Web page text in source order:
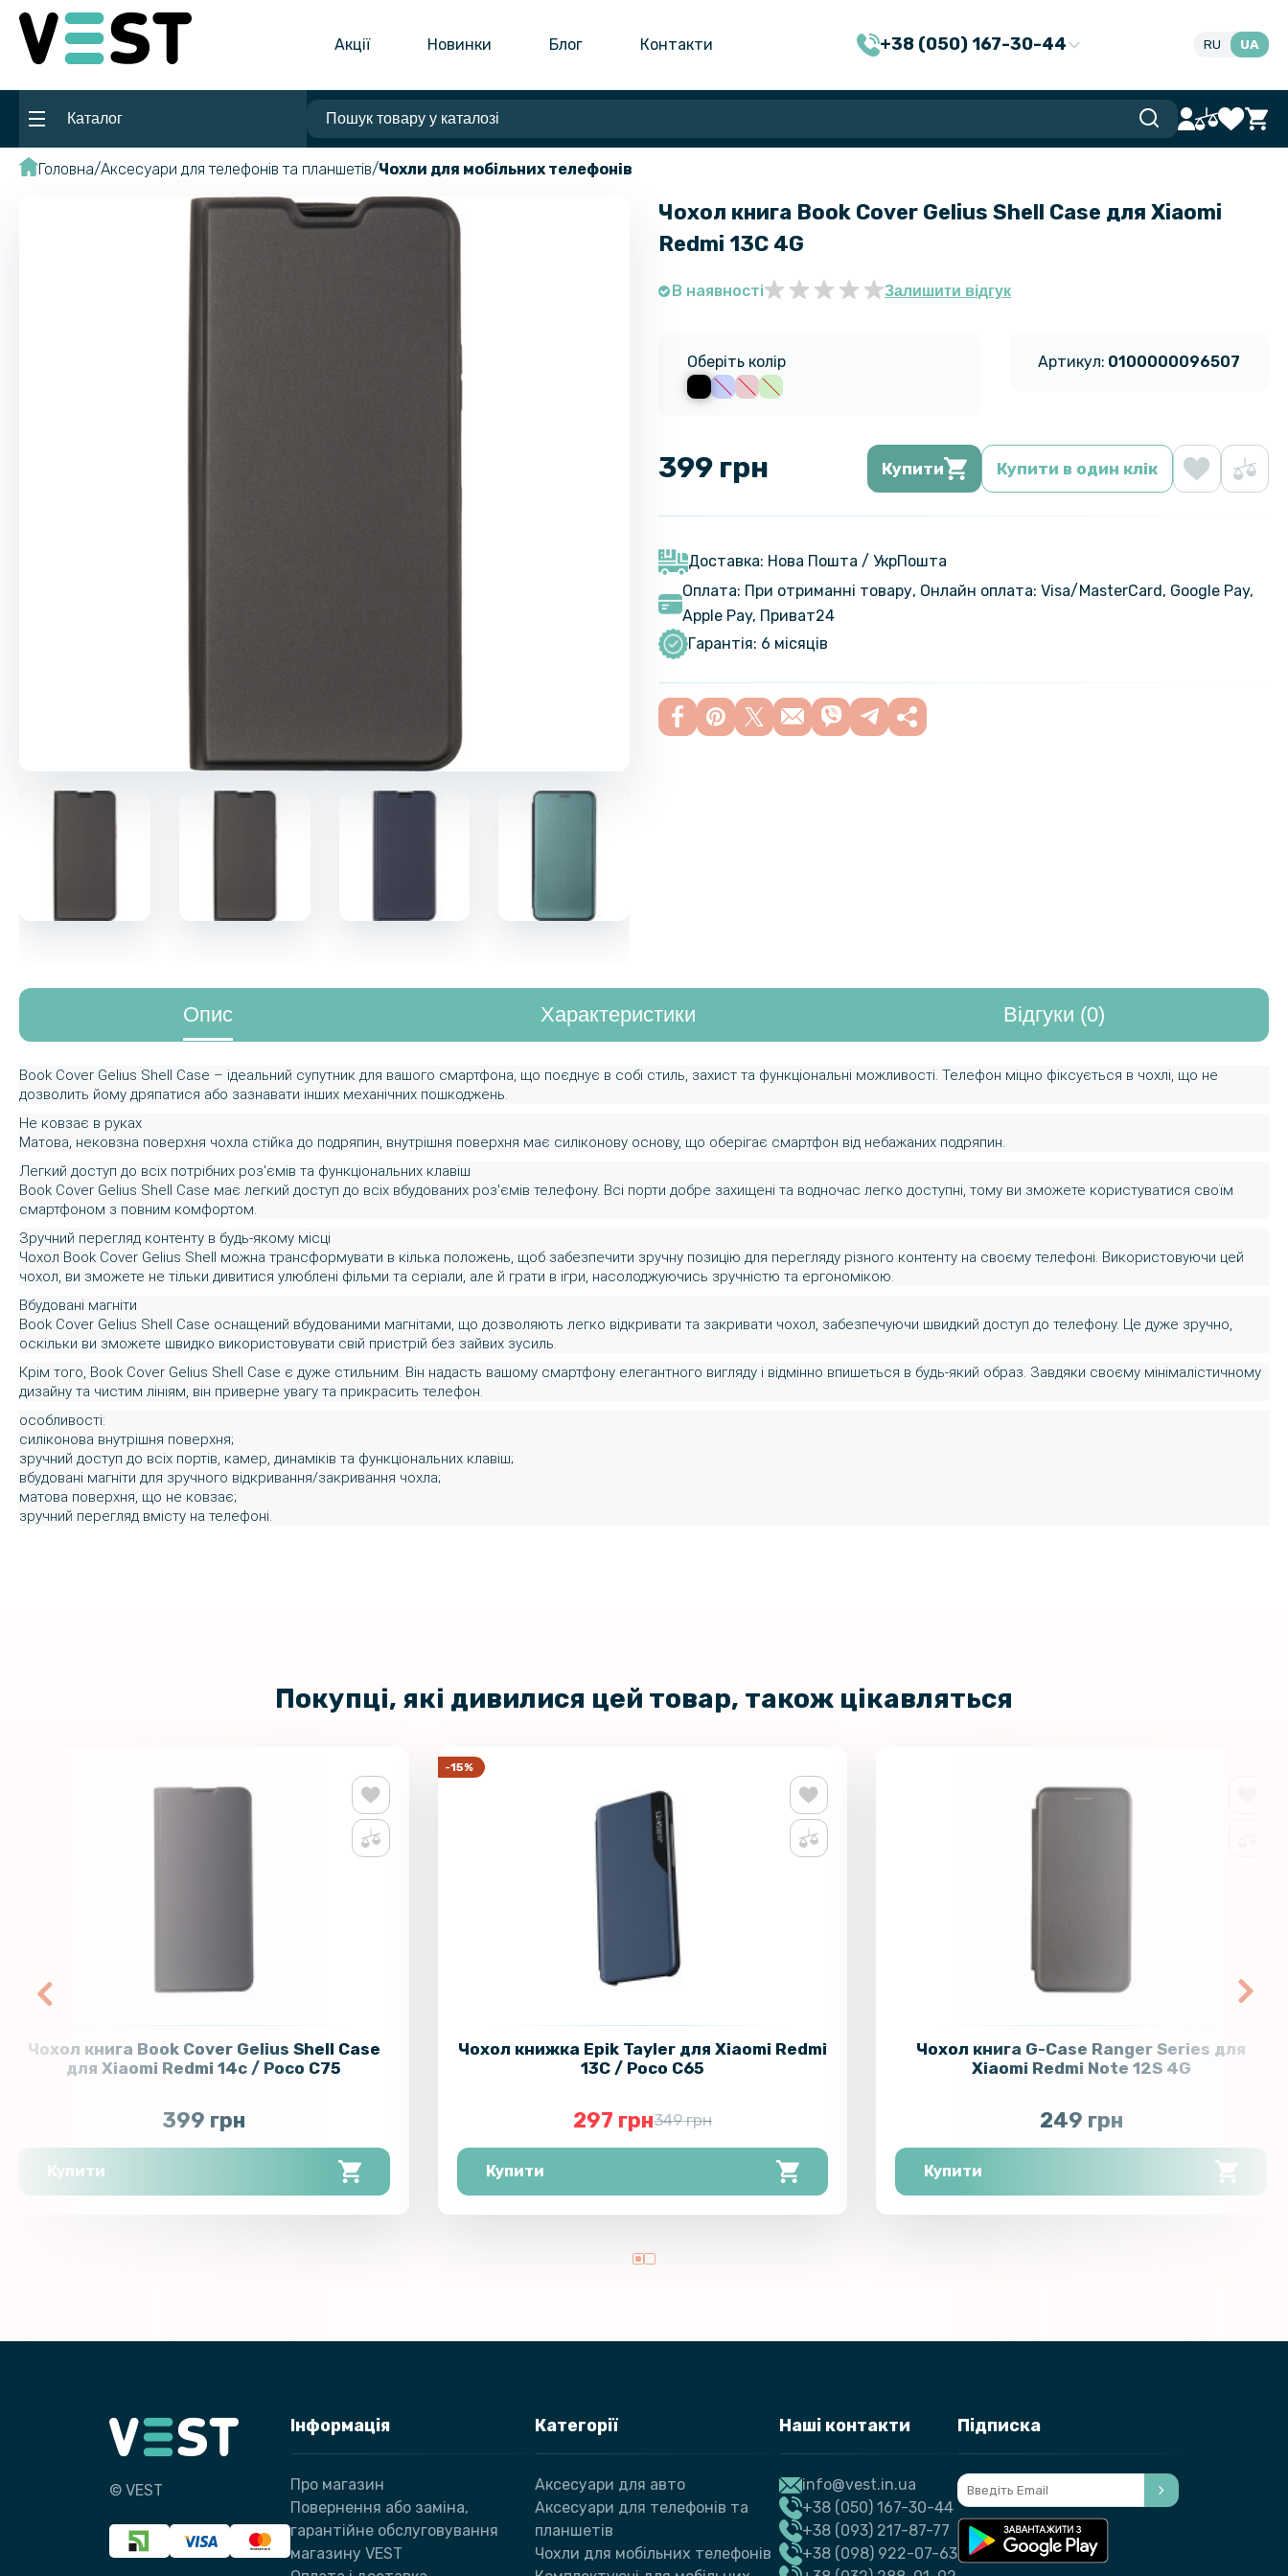
Акції Новинки Блог Контакти +38 (050) 167-30-44 RU UA
Каталог
Головна Аксесуари для телефонів та планшетів Чохли для мобільних телефонів
Чохол книга Book Cover Gelius Shell Case для Xiaomi
Redmi 13C 4G
В наявності Залишити відгук
Оберіть колір Артикул: 0100000096507
399 грн Купити Купити в один клік
Доставка: Нова Пошта / УкрПошта
Оплата: При отриманні товару, Онлайн оплата: Visa/MasterСard, Google Pay,
Apple Pay, Приват24
Гарантія: 6 місяців
Опис Характеристики Відгуки (0)
Book Cover Gelius Shell Case – ідеальний супутник для вашого смартфона, що поєднує в собі стиль, захист та функціональні можливості. Телефон міцно фіксується в чохлі, що не
дозволить йому дряпатися або зазнавати інших механічних пошкоджень.
Не ковзає в руках
Матова, нековзна поверхня чохла стійка до подряпин, внутрішня поверхня має силіконову основу, що оберігає смартфон від небажаних подряпин.
Легкий доступ до всіх потрібних роз'ємів та функціональних клавіш
Book Cover Gelius Shell Case має легкий доступ до всіх вбудованих роз'ємів телефону. Всі порти добре захищені та водночас легко доступні, тому ви зможете користуватися своїм
смартфоном з повним комфортом.
Зручний перегляд контенту в будь-якому місці
Чохол Book Cover Gelius Shell можна трансформувати в кілька положень, щоб забезпечити зручну позицію для перегляду різного контенту на своєму телефоні. Використовуючи цей
чохол, ви зможете не тільки дивитися улюблені фільми та серіали, але й грати в ігри, насолоджуючись зручністю та ергономікою.
Вбудовані магніти
Book Cover Gelius Shell Case оснащений вбудованими магнітами, що дозволяють легко відкривати та закривати чохол, забезпечуючи швидкий доступ до телефону. Це дуже зручно,
оскільки ви зможете швидко використовувати свій пристрій без зайвих зусиль.
Крім того, Book Cover Gelius Shell Case є дуже стильним. Він надасть вашому смартфону елегантного вигляду і відмінно впишеться в будь-який образ. Завдяки своєму мінімалістичному
дизайну та чистим лініям, він приверне увагу та прикрасить телефон.
особливості:
силіконова внутрішня поверхня;
зручний доступ до всіх портів, камер, динаміків та функціональних клавіш;
вбудовані магніти для зручного відкривання/закривання чохла;
матова поверхня, що не ковзає;
зручний перегляд вмісту на телефоні.
Покупці, які дивилися цей товар, також цікавляться
Чохол книга Book Cover Gelius Shell Case
для Xiaomi Redmi 14c / Poco C75
399 грн
Купити
-15%
Чохол книжка Epik Tayler для Xiaomi Redmi
13C / Poco C65
297 грн349 грн
Купити
Чохол книга G-Case Ranger Series для
Xiaomi Redmi Note 12S 4G
249 грн
Купити
© VEST
Інформація
Про магазин
Повернення або заміна,
гарантійне обслуговування
магазину VEST
Категорії
Аксесуари для авто
Аксесуари для телефонів та
планшетів
Чохли для мобільних телефонів
Наші контакти
info@vest.in.ua
+38 (050) 167-30-44
+38 (093) 217-87-77
+38 (098) 922-07-63
Підписка